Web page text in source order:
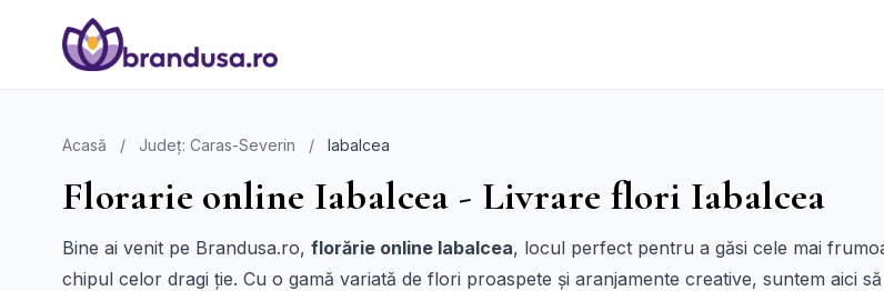
Acasă / Județ: Caras-Severin / Iabalcea
Florarie online Iabalcea - Livrare flori Iabalcea
Bine ai venit pe Brandusa.ro, florărie online Iabalcea, locul perfect pentru a găsi cele mai
chipul celor dragi ție. Cu o gamă variată de flori proaspete și aranjamente creative, suntem aici